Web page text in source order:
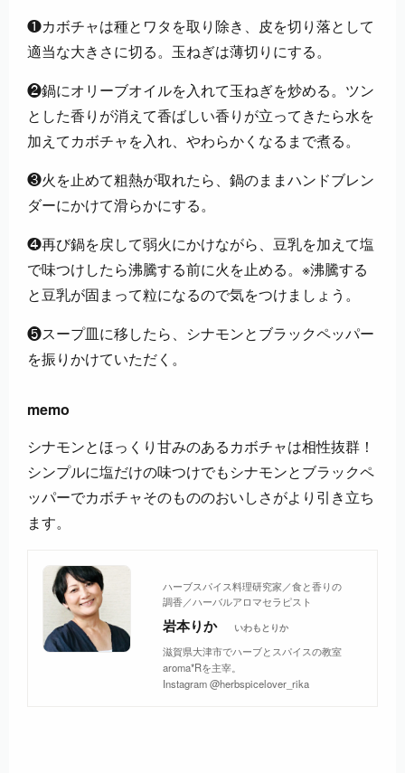
❶カボチャは種とワタを取り除き、皮を切り落として
適当な大きさに切る。玉ねぎは薄切りにする。
❷鍋にオリーブオイルを入れて玉ねぎを炒める。ツン
とした香りが消えて香ばしい香りが立ってきたら水を
加えてカボチャを入れ、やわらかくなるまで煮る。
❸火を止めて粗熱が取れたら、鍋のままハンドブレン
ダーにかけて滑らかにする。
❹再び鍋を戻して弱火にかけながら、豆乳を加えて塩
で味つけしたら沸騰する前に火を止める。※沸騰する
と豆乳が固まって粒になるので気をつけましょう。
❺スープ皿に移したら、シナモンとブラックペッパー
を振りかけていただく。
memo
シナモンとほっくり甘みのあるカボチャは相性抜群！
シンプルに塩だけの味つけでもシナモンとブラックペ
ッパーでカボチャそのもののおいしさがより引き立ち
ます。
ハーブスパイス料理研究家／食と香りの
調香／ハーバルアロマセラピスト
岩本りか いわもとりか
滋賀県大津市でハーブとスパイスの教室
aroma*Rを主宰。
Instagram @herbspicelover_rika